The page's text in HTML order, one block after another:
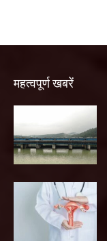
महत्वपूर्ण खबरें